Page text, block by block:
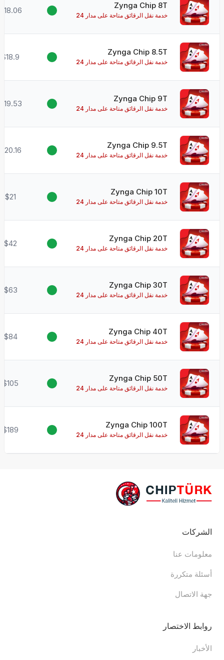
Zynga Chip 8T
خدمة نقل الرقائق متاحة على مدار 24
Zynga Chip 8.5T
خدمة نقل الرقائق متاحة على مدار 24
$18.9
Zynga Chip 9T
خدمة نقل الرقائق متاحة على مدار 24
Zynga Chip 9.5T
خدمة نقل الرقائق متاحة على مدار 24
$20.16
Zynga Chip 10T
خدمة نقل الرقائق متاحة على مدار 24
$21
Zynga Chip 20T
خدمة نقل الرقائق متاحة على مدار 24
$42
Zynga Chip 30T
خدمة نقل الرقائق متاحة على مدار 24
$63
Zynga Chip 40T
خدمة نقل الرقائق متاحة على مدار 24
$84
Zynga Chip 50T
خدمة نقل الرقائق متاحة على مدار 24
$105
Zynga Chip 100T
خدمة نقل الرقائق متاحة على مدار 24
$189
الشركات
معلومات عنا
أسئلة متكررة
جهة الاتصال
روابط الاختصار
الأخبار